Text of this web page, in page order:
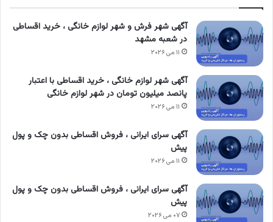
آگهی شهر فرش و شهر لوازم خانگی ، خرید اقساطی
در شعبه مشهد
۱۱ می ۲۰۲۶
آگهی شهر لوازم خانگی ، خرید اقساطی با اعتبار
پانصد میلیون تومان در شهر لوازم خانگی
۱۱ می ۲۰۲۶
آگهی سرای ایرانی ، فروش اقساطی بدون چک و پول
پیش
۱۱ می ۲۰۲۶
آگهی سرای ایرانی ، فروش اقساطی بدون چک و پول
پیش
۰۷ می ۲۰۲۶